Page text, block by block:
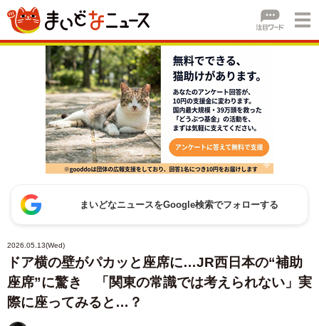
まいどなニュースをGoogle検索でフォローする
2026.05.13(Wed)
ドア横の壁がパカッと座席に…JR西日本の“補助
座席”に驚き 「関東の常識では考えられない」実
際に座ってみると…？